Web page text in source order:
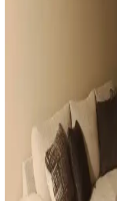
Mutfak Pencereleri
Perde ile Jaluzi
Mutfak pencereleri için
durumu, kullanım
Roman storlar, bambu
fonksiyonel çözümler sunar.
Sıcak Tonlu
Seçimi İçin Estetik ve